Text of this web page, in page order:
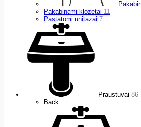
Pakabinami klozetai 11
Pastatomi unitazai 7
Praustuvai 86
Back